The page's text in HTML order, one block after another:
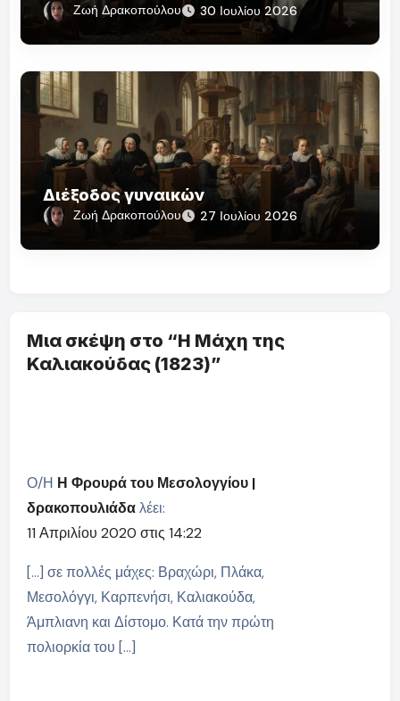
Ζωή Δρακοπούλου 30 Ιουλίου 2026
Διέξοδος γυναικών
Ζωή Δρακοπούλου 27 Ιουλίου 2026
Μια σκέψη στο “Η Μάχη της
Καλιακούδας (1823)”
Ο/Η Η Φρουρά του Μεσολογγίου |
δρακοπουλιάδα λέει:
11 Απριλίου 2020 στις 14:22
[…] σε πολλές μάχες: Βραχώρι, Πλάκα,
Μεσολόγγι, Καρπενήσι, Καλιακούδα,
Άμπλιανη και Δίστομο. Κατά την πρώτη
πολιορκία του […]